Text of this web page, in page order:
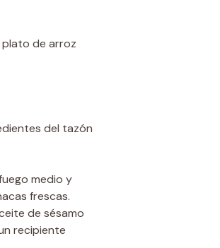
plato de arroz
del tazón
medio y
frescas.
de sésamo
recipiente